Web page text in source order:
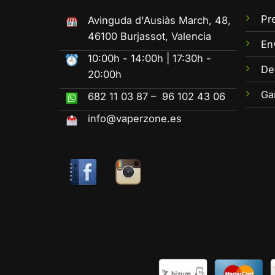
Avinguda d'Ausiàs March, 48,
46100 Burjassot, Valencia
10:00h - 14:00h | 17:30h -
20:00h
682 11 03 87 – 96 102 43 06
info@vaperzone.es